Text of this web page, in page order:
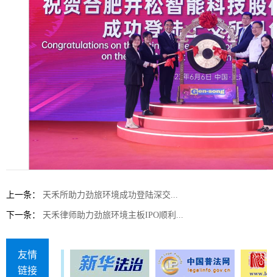
上一条： 天禾所助力劲旅环境成功登陆深交...
下一条： 天禾律师助力劲旅环境主板IPO顺利...
友情
链接